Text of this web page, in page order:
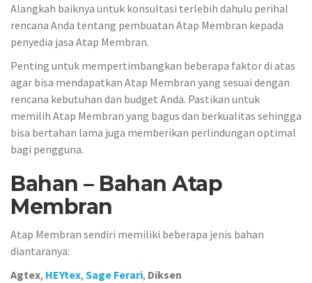
Alangkah baiknya untuk konsultasi terlebih dahulu perihal
rencana Anda tentang pembuatan Atap Membran kepada
penyedia jasa Atap Membran.
Penting untuk mempertimbangkan beberapa faktor di atas
agar bisa mendapatkan Atap Membran yang sesuai dengan
rencana kebutuhan dan budget Anda. Pastikan untuk
memilih Atap Membran yang bagus dan berkualitas sehingga
bisa bertahan lama juga memberikan perlindungan optimal
bagi pengguna.
Bahan – Bahan Atap
Membran
Atap Membran sendiri memiliki beberapa jenis bahan
diantaranya:
Agtex, HEYtex, Sage Ferari, Diksen